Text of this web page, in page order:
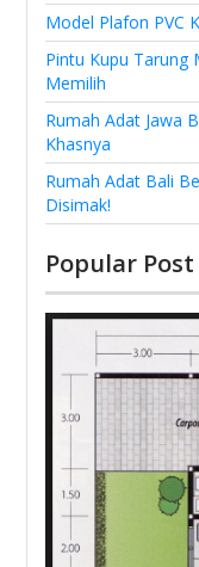
Model Plafon PVC
Pintu Kupu Tarung
Memilih
Rumah Adat Jawa
Khasnya
Rumah Adat Bali
Disimak!
Popular Post